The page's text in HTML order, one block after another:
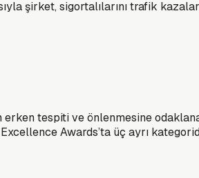
şirket, sigortalılarını trafik
tespiti ve önlenmesine
Awards’ta üç ayrı